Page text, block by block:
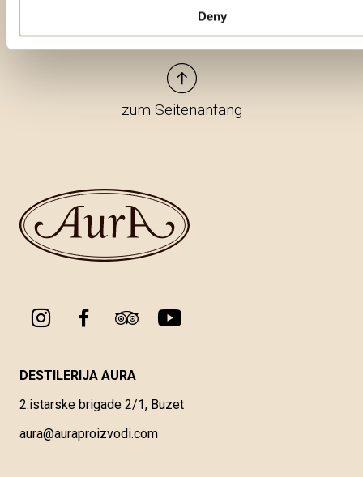
Deny
zum Seitenanfang
DESTILERIJA AURA
2.istarske brigade 2/1, Buzet
aura@auraproizvodi.com